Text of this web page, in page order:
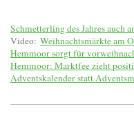
Schmetterling des Jahres auch
Video: Weihnachtsmärkte am
Hemmoor sorgt für
Hemmoor: Marktfee zieht
Adventskalender statt